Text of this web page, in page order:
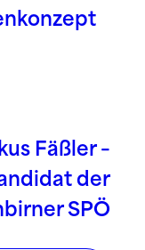
Fäßler –
der
SPÖ